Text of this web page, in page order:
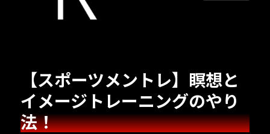
【スポーツメントレ】瞑想と
イメージトレーニングのやり
法！